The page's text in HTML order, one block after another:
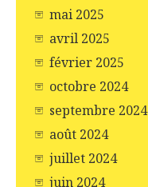
mai 2025
avril 2025
février 2025
octobre 2024
septembre 2024
août 2024
juillet 2024
juin 2024